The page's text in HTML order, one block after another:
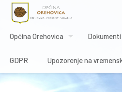
Općina Orehovica Dokumenti
GDPR Upozorenje na